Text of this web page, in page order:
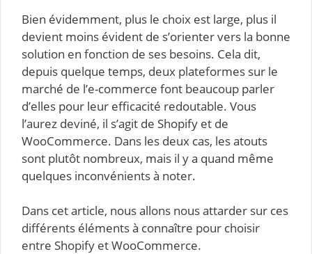
Bien évidemment, plus le choix est large, plus il
devient moins évident de s’orienter vers la bonne
solution en fonction de ses besoins. Cela dit,
depuis quelque temps, deux plateformes sur le
marché de l’e-commerce font beaucoup parler
d’elles pour leur efficacité redoutable. Vous
l’aurez deviné, il s’agit de Shopify et de
WooCommerce. Dans les deux cas, les atouts
sont plutôt nombreux, mais il y a quand même
quelques inconvénients à noter.
Dans cet article, nous allons nous attarder sur ces
différents éléments à connaître pour choisir
entre Shopify et WooCommerce.